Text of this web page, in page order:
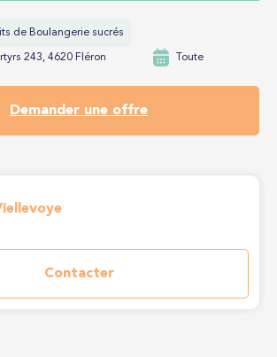
de Boulangerie sucrés
243, 4620 Fléron Toute
Demander une offre
Contacter